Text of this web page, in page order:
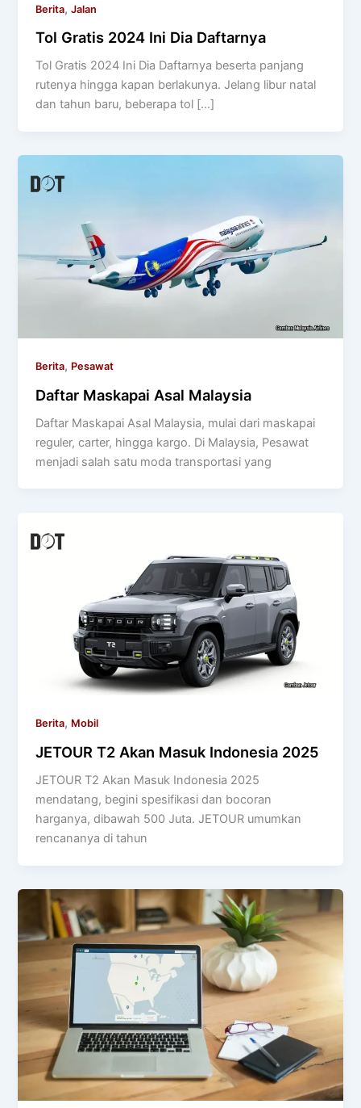
Berita,Jalan
Tol Gratis 2024 Ini Dia Daftarnya
Tol Gratis 2024 Ini Dia Daftarnya beserta panjang
rutenya hingga kapan berlakunya. Jelang libur natal
dan tahun baru, beberapa tol […]
Berita, Pesawat
Daftar Maskapai Asal Malaysia
Daftar Maskapai Asal Malaysia, mulai dari maskapai
reguler, carter, hingga kargo. Di Malaysia, Pesawat
menjadi salah satu moda transportasi yang
Berita, Mobil
JETOUR T2 Akan Masuk Indonesia 2025
JETOUR T2 Akan Masuk Indonesia 2025
mendatang, begini spesifikasi dan bocoran
harganya, dibawah 500 Juta. JETOUR umumkan
rencananya di tahun